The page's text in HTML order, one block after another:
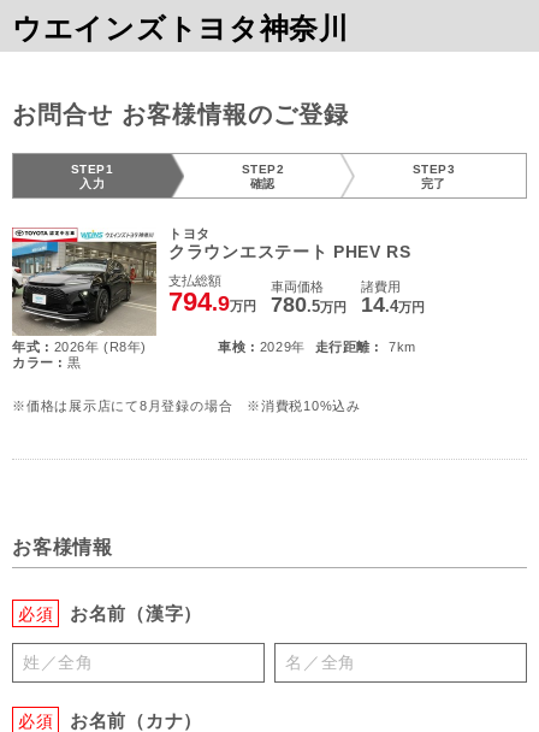
ウエインズトヨタ神奈川
お問合せ お客様情報のご登録
STEP1
入力
STEP2
確認
STEP3
完了
トヨタ
クラウンエステート PHEV RS
支払総額
794.9万円
車両価格
780.5万円
諸費用
14.4万円
年式 : 2026年 (R8年) 車検 : 2029年 走行距離 :
7km
カラー :黒
※価格は展示店にて8月登録の場合 ※消費税10%込み
お客様情報
必須 お名前（漢字）
必須 お名前（カナ）